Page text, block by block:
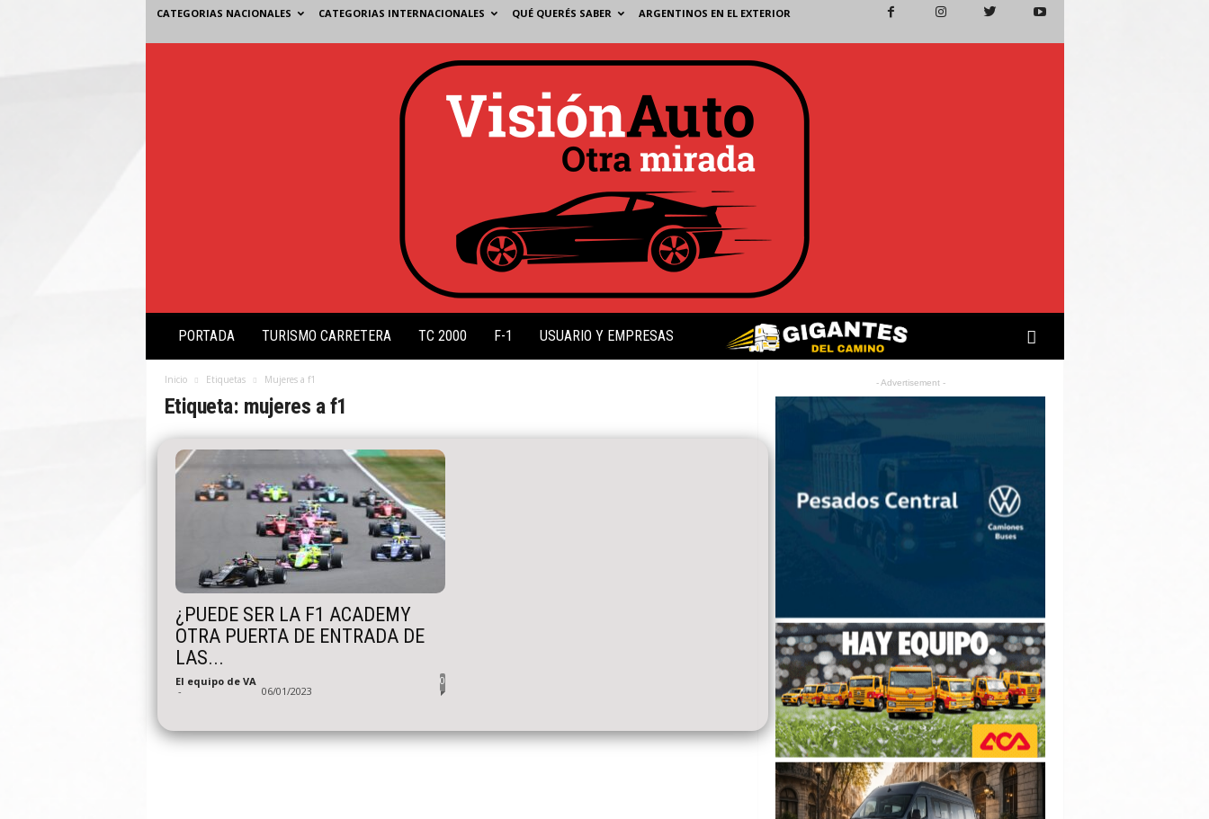
CATEGORIAS NACIONALES CATEGORIAS INTERNACIONALES QUÉ QUERÉS SABER ARGENTINOS EN EL EXTERIOR
s
PORTADA TURISMO CARRETERA TC 2000 F-1 USUARIO Y EMPRESAS
Inicio Etiquetas Mujeres a f1
Etiqueta: mujeres a f1
¿PUEDE SER LA F1 ACADEMY
OTRA PUERTA DE ENTRADA DE
LAS...
El equipo de VA
- 06/01/2023
0
- Advertisement -